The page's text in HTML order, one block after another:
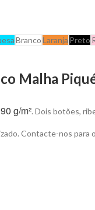
BrancoLaranja Preto
Malha
g/m². Dois botões,
Contacte-nos para